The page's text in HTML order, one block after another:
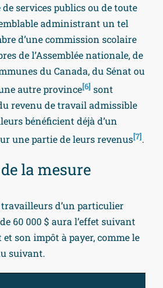
services publics ou de toute
administrant un tel
d’une commission scolaire
de l’Assemblée nationale, de
du Canada, du Sénat ou
autre province[6] sont
revenu de travail admissible
bénéficient déjà d’un
une partie de leurs revenus[7].
la mesure
d’un particulier
60 000 $ aura l’effet suivant
son impôt à payer, comme le
suivant.